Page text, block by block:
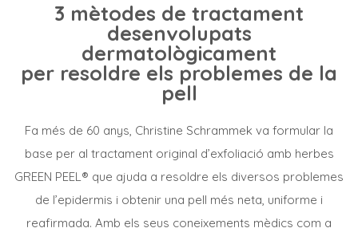
3 mètodes de tractament
desenvolupats
dermatològicament
per resoldre els problemes de la
pell
Fa més de 60 anys, Christine Schrammek va formular la
base per al tractament original d’exfoliació amb herbes
GREEN PEEL® que ajuda a resoldre els diversos problemes
de l’epidermis i obtenir una pell més neta, uniforme i
reafirmada. Amb els seus coneixements mèdics com a